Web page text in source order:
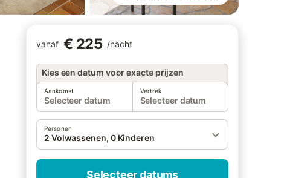
vanaf € 225 /nacht
Kies een datum voor exacte prijzen
Aankomst
Selecteer datum
Vertrek
Selecteer datum
Personen
2 Volwassenen, 0 Kinderen
Selecteer datums